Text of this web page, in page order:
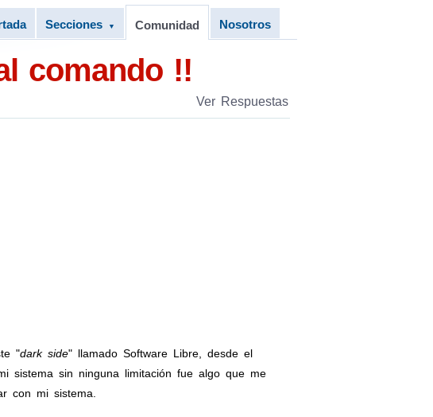
Secciones ▼ Comunidad Nosotros
comando !!
Ver Respuestas
"dark side" llamado Software Libre, desde el
sistema sin ninguna limitación fue algo que me
con mi sistema.